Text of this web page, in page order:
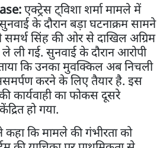
एक्ट्रेस ट्विशा शर्मा मामले में
के दौरान बड़ा घटनाक्रम सामने
सिंह की ओर से दाखिल अग्रिम
ली गई. सुनवाई के दौरान आरोपी
कि उनका मुवक्किल अब निचली
करने के लिए तैयार है. इस
कार्यवाही का फोकस दूसरे
हो गया.
कहा कि मामले की गंभीरता को